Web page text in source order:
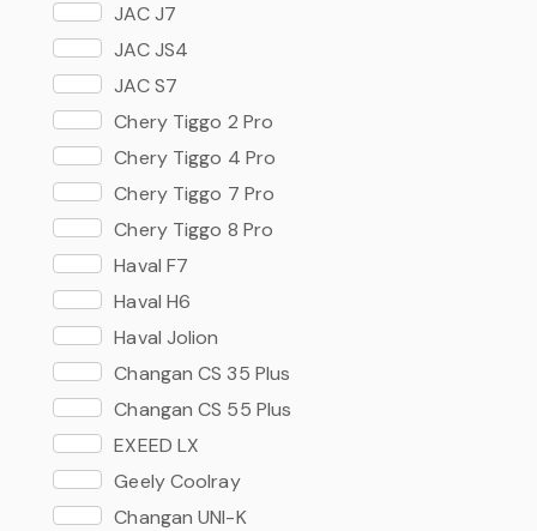
Rapid
Rapid 17-
JAC J7
JAC JS4
JAC S7
Chery Tiggo 2 Pro
Chery Tiggo 4 Pro
Chery Tiggo 7 Pro
Chery Tiggo 8 Pro
Haval F7
Haval H6
Haval Jolion
Changan CS 35 Plus
Changan CS 55 Plus
EXEED LX
Geely Coolray
Changan UNI-K